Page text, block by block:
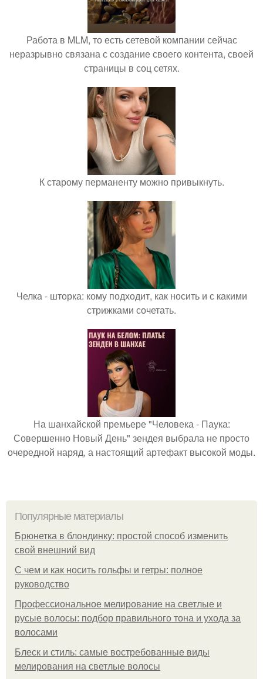
Работа в MLM, то есть сетевой компании сейчас
неразрывно связана с создание своего контента, своей
страницы в соц сетях.
К старому перманенту можно привыкнуть.
Челка - шторка: кому подходит, как носить и с какими
стрижками сочетать.
На шанхайской премьере "Человека - Паука:
Совершенно Новый День" зендея выбрала не просто
очередной наряд, а настоящий артефакт высокой моды.
Популярные материалы
Брюнетка в блондинку: простой способ изменить
свой внешний вид
С чем и как носить гольфы и гетры: полное
руководство
Профессиональное мелирование на светлые и
русые волосы: подбор правильного тона и ухода за
волосами
Блеск и стиль: самые востребованные виды
мелирования на светлые волосы